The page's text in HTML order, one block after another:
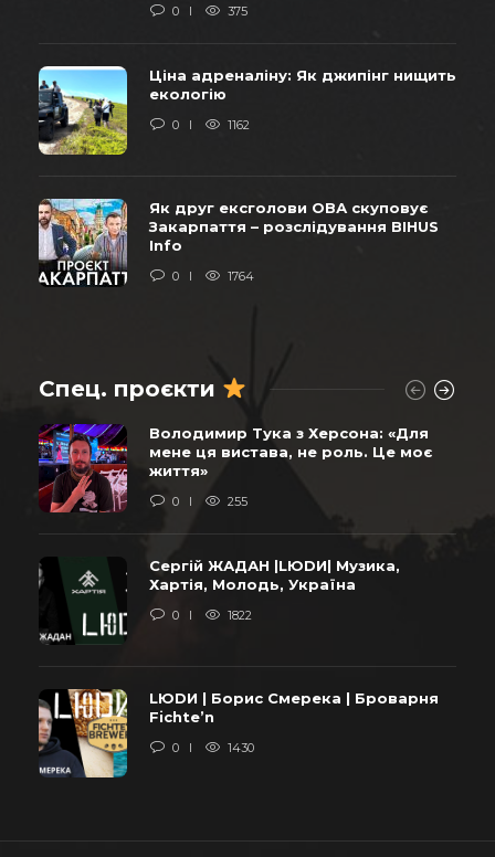
0 375
Ціна адреналіну: Як джипінг нищить
екологію
0 1162
Як друг ексголови ОВА скуповує
Закарпаття – розслідування BIHUS
Info
0 1764
Спец. проєкти
Володимир Тука з Херсона: «Для
мене ця вистава, не роль. Це моє
життя»
0 255
Сергій ЖАДАН |LЮDИ| Музика,
Хартія, Молодь, Україна
0 1822
LЮDИ | Борис Смерека | Броварня
Fichte’n
0 1430